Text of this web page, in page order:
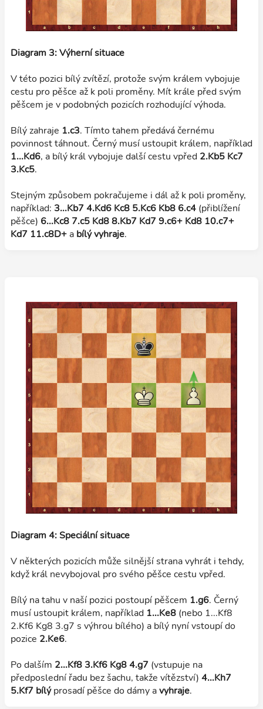
Diagram 3: Výherní situace
V této pozici bílý zvítězí, protože svým králem vybojuje
cestu pro pěšce až k poli proměny. Mít krále před svým
pěšcem je v podobných pozicích rozhodující výhoda.
Bílý zahraje 1.c3. Tímto tahem předává černému
povinnost táhnout. Černý musí ustoupit králem, například
1...Kd6, a bílý král vybojuje další cestu vpřed 2.Kb5 Kc7
3.Kc5.
Stejným způsobem pokračujeme i dál až k poli proměny,
například: 3...Kb7 4.Kd6 Kc8 5.Kc6 Kb8 6.c4 (přiblížení
pěšce) 6...Kc8 7.c5 Kd8 8.Kb7 Kd7 9.c6+ Kd8 10.c7+
Kd7 11.c8D+a bílý vyhraje.
Diagram 4: Speciální situace
V některých pozicích může silnější strana vyhrát i tehdy,
když král nevybojoval pro svého pěšce cestu vpřed.
Bílý na tahu v naší pozici postoupí pěšcem 1.g6. Černý
musí ustoupit králem, například 1...Ke8 (nebo 1...Kf8
2.Kf6 Kg8 3.g7 s výhrou bílého) a bílý nyní vstoupí do
pozice 2.Ke6.
Po dalším 2...Kf8 3.Kf6 Kg8 4.g7 (vstupuje na
předposlední řadu bez šachu, takže vítězství) 4...Kh7
5.Kf7 bílýprosadí pěšce do dámy avyhraje.